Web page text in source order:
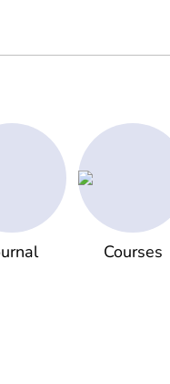
Courses